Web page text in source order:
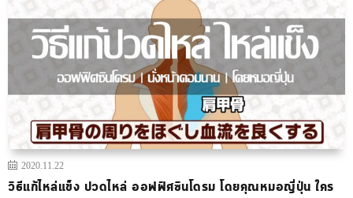
2020.11.22
วิธีแก้ไหล่แข็ง ปวดไหล่ ออฟฟิศซินโดรม โดยคุณหมอญี่ปุ่น ใคร